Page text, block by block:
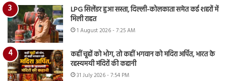
LPG सिलेंडर हुआ सस्ता, दिल्ली-कोलकाता समेत कई शहरों में
मिली राहत
1 August 2026 - 7:25 AM
कहीं चूहों को भोग, तो कहीं भगवान को मदिरा अर्पित, भारत के
रहस्यमयी मंदिरों की कहानी
31 July 2026 - 7:54 PM